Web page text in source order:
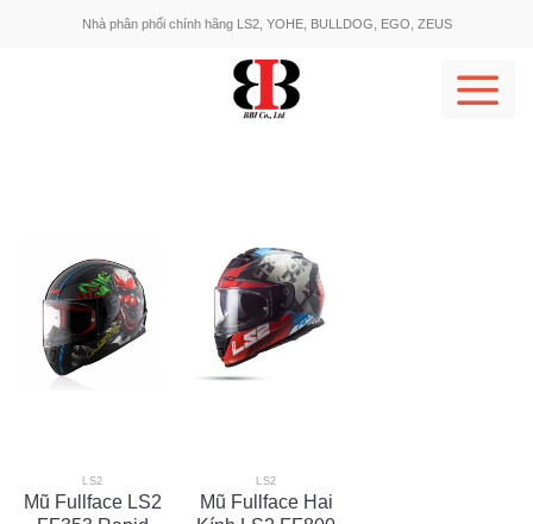
Nhà phân phối chính hãng LS2, YOHE, BULLDOG, EGO, ZEUS
LS2
Mũ Fullface LS2
LS2
Mũ Fullface Hai